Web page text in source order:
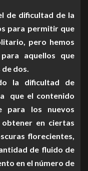
de dificultad de la
para permitir que
pero hemos
aquellos que
dos.
la dificultad de
que el contenido
para los nuevos
en ciertas
florecientes,
de fluido de
en el número de